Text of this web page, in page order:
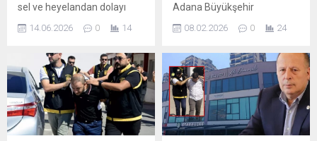
sel ve heyelandan dolayı
Kozan ilçelerini birbirine
çalışmasının ardından
yeniden ulaşıma açıldı. Dün
öğleden sonra etkili olan
şiddetli yağış ardından
Akkaya yolu Üskiyen Geçidi
mevkisinde sel ve heyelan
14.06.2026 0 14
Adana Büyükşehir
Adana hedefiyle, altyapıya
sportif çalışmalar her
kulvarda meyvesini veriyor.
Bir çok branşta çocuklara ve
gençlere spor yapma
olanağı sunan, üst seviyede
yeteneği olan sporcuları milli
08.02.2026 0 24